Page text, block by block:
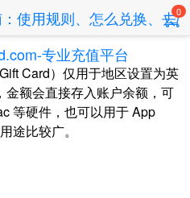
使用规则、怎么兑换、去
专业充值平台
0
Card）仅用于地区设置为英
额会直接存入账户余额，可
等硬件，也可以用于 App
途比较广。